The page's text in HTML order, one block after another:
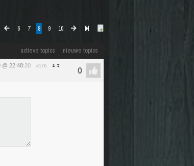
6 7 8 9 10
actieve topics nieuwe topics
@ 22:48:20 #176